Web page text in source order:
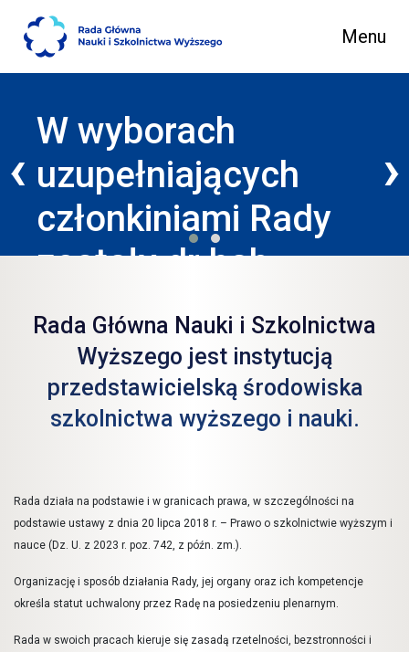
Main Navigation Menu
Nowa kadencja
Rady Głównej
czytaj więcej
‹ ›
Rada Główna Nauki i Szkolnictwa
Wyższego jest instytucją
przedstawicielską środowiska
szkolnictwa wyższego i nauki.
Rada działa na podstawie i w granicach prawa, w szczególności na
podstawie ustawy z dnia 20 lipca 2018 r. – Prawo o szkolnictwie wyższym i
nauce (Dz. U. z 2023 r. poz. 742, z późn. zm.).
Organizację i sposób działania Rady, jej organy oraz ich kompetencje
określa statut uchwalony przez Radę na posiedzeniu plenarnym.
Rada w swoich pracach kieruje się zasadą rzetelności, bezstronności i